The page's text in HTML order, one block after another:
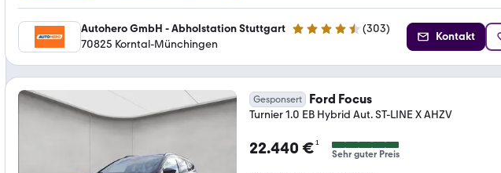
Autohero GmbH - Abholstation Stuttgart 4.4 Sterne (303)
70825 Korntal-Münchingen
Kontakt
Gesponsert Ford Focus
Turnier 1.0 EB Hybrid Aut. ST-LINE X AHZV
22.440 €¹
Sehr guter Preis